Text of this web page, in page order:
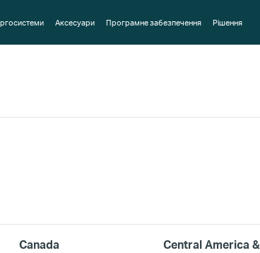
Аксесуари Програмне забезпечення Рішення
Canada
Central America &